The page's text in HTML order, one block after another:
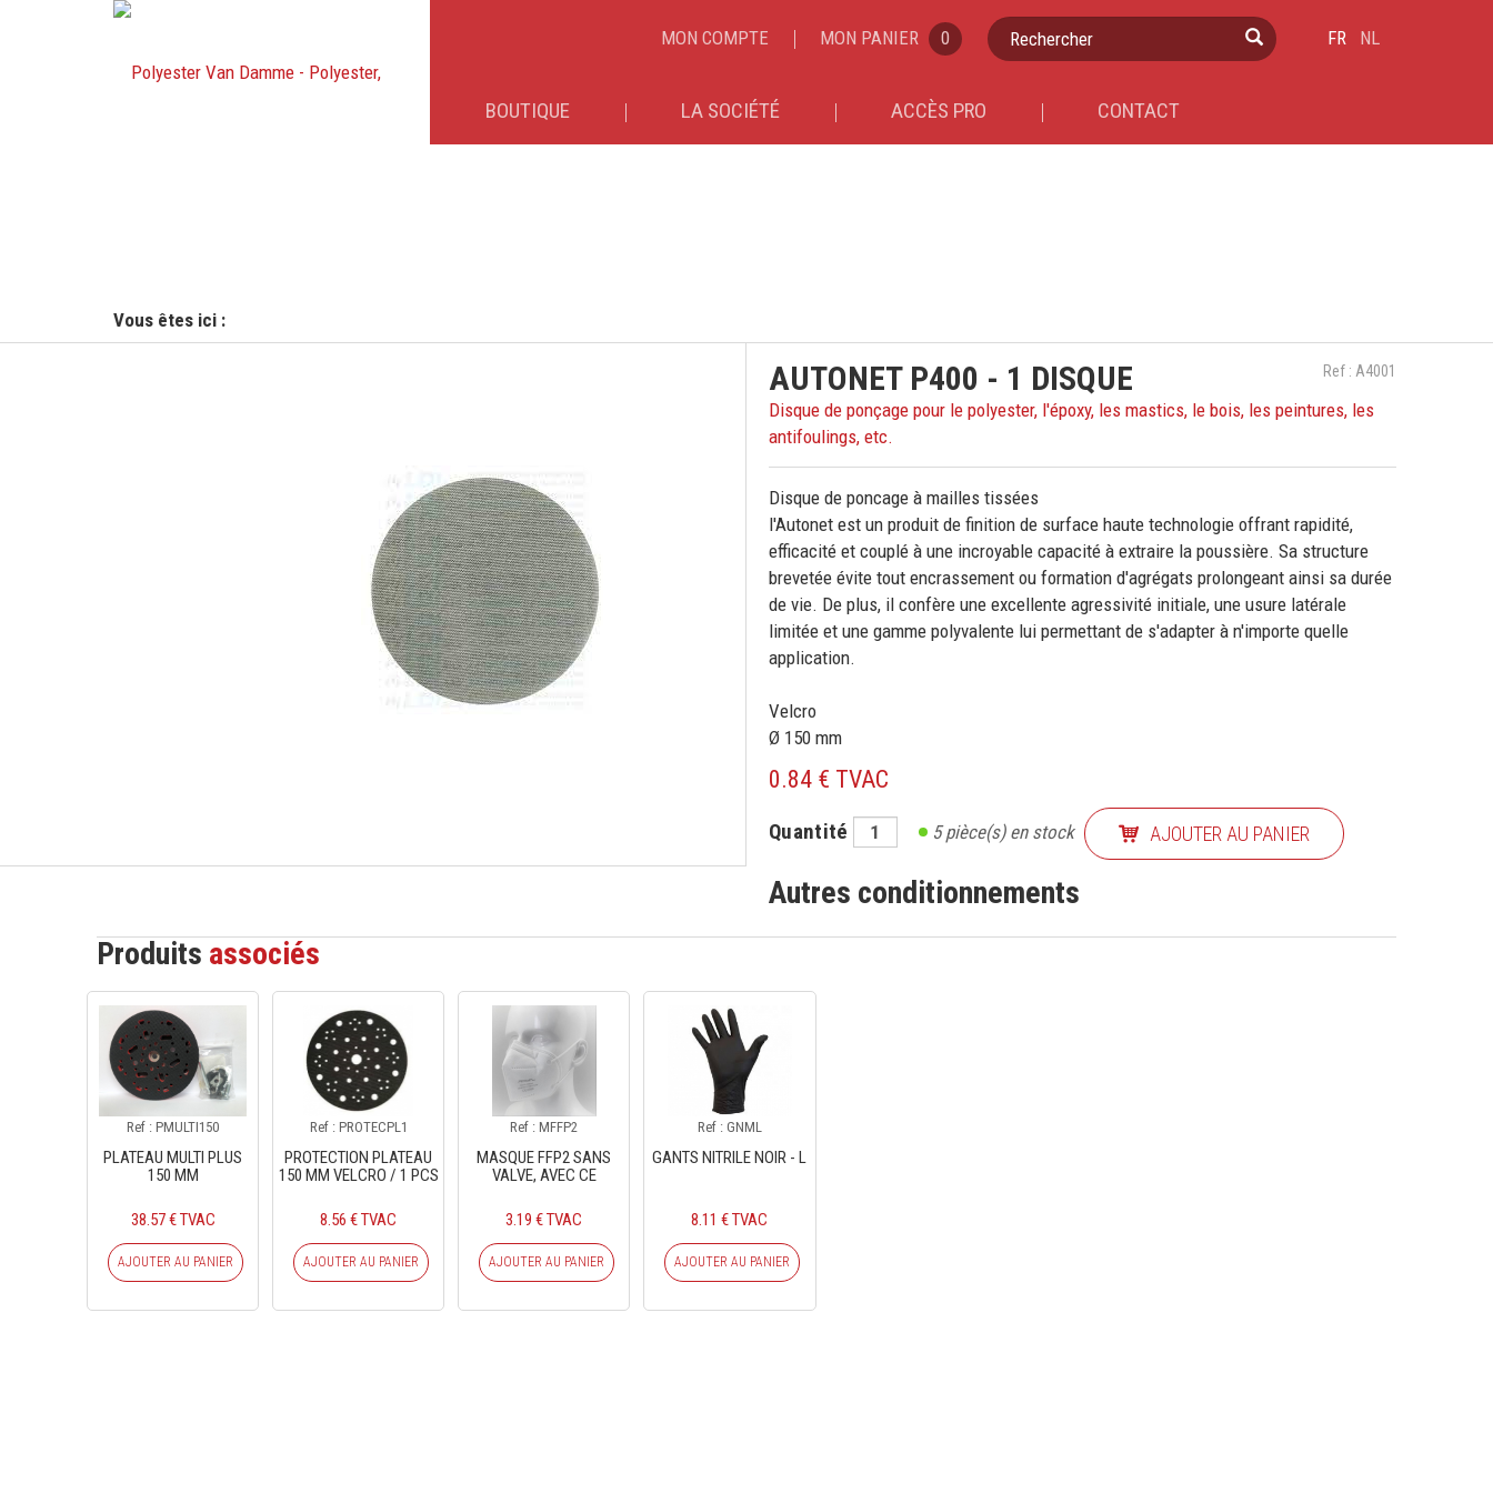
MON COMPTE MON PANIER 0 Rechercher FR NL
BOUTIQUE LA SOCIÉTÉ ACCÈS PRO CONTACT
Vous êtes ici :
Ref : A4001
AUTONET P400 - 1 DISQUE
Disque de ponçage pour le polyester, l'époxy, les mastics, le bois, les peintures, les
antifoulings, etc.
Disque de poncage à mailles tissées
l'Autonet est un produit de finition de surface haute technologie offrant rapidité,
efficacité et couplé à une incroyable capacité à extraire la poussière. Sa structure
brevetée évite tout encrassement ou formation d'agrégats prolongeant ainsi sa durée
de vie. De plus, il confère une excellente agressivité initiale, une usure latérale
limitée et une gamme polyvalente lui permettant de s'adapter à n'importe quelle
application.
Velcro
Ø 150 mm
0.84 € TVAC
Quantité 5pièce(s) en stock AJOUTER AU PANIER
Autres conditionnements
Produits associés
Ref : PMULTI150
PLATEAU MULTI PLUS
150 MM
38.57 € TVAC
AJOUTER AU PANIER
Ref : PROTECPL1
PROTECTION PLATEAU
150 MM VELCRO / 1 PCS
8.56 € TVAC
AJOUTER AU PANIER
Ref : MFFP2
MASQUE FFP2 SANS
VALVE, AVEC CE
3.19 € TVAC
AJOUTER AU PANIER
Ref : GNML
GANTS NITRILE NOIR - L
8.11 € TVAC
AJOUTER AU PANIER